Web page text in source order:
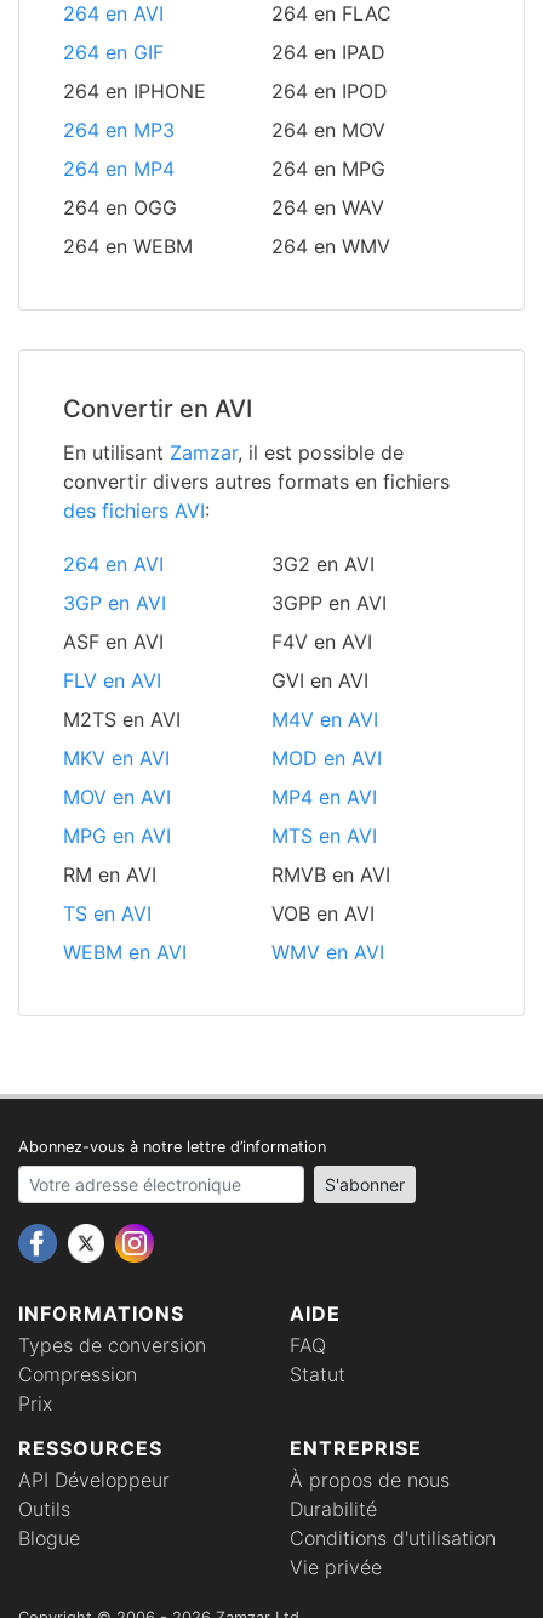
264 en AVI
264 en FLAC
264 en GIF
264 en IPAD
264 en IPHONE
264 en IPOD
264 en MP3
264 en MOV
264 en MP4
264 en MPG
264 en OGG
264 en WAV
264 en WEBM
264 en WMV
Convertir en AVI
En utilisant Zamzar, il est possible de
convertir divers autres formats en fichiers
des fichiers AVI:
264 en AVI
3G2 en AVI
3GP en AVI
3GPP en AVI
ASF en AVI
F4V en AVI
FLV en AVI
GVI en AVI
M2TS en AVI
M4V en AVI
MKV en AVI
MOD en AVI
MOV en AVI
MP4 en AVI
MPG en AVI
MTS en AVI
RM en AVI
RMVB en AVI
TS en AVI
VOB en AVI
WEBM en AVI
WMV en AVI
INFORMATIONS
Types de conversion
Compression
Prix
AIDE
FAQ
Statut
RESSOURCES
API Développeur
Outils
Blogue
ENTREPRISE
À propos de nous
Durabilité
Conditions d'utilisation
Vie privée
Abonnez-vous à notre lettre d’information
Your email address S'abonner